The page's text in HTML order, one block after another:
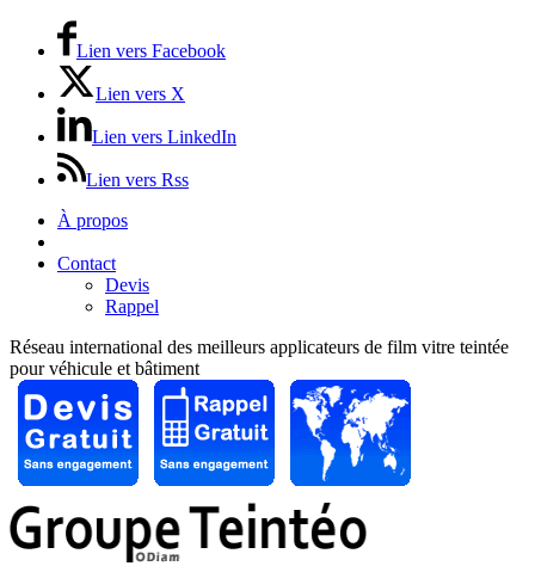
Lien vers Facebook
Lien vers X
Lien vers LinkedIn
Lien vers Rss
À propos
Contact
Devis
Rappel
Réseau international des meilleurs applicateurs de film vitre teintée
pour véhicule et bâtiment